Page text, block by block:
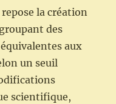
repose la création
des
aux
un seuil
scientifique,